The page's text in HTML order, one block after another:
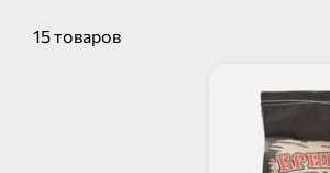
15 товаров